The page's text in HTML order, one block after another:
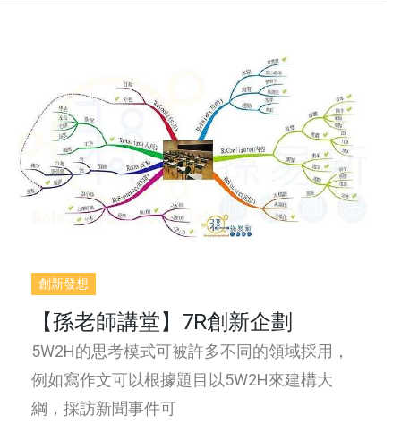
創新發想
【孫老師講堂】7R創新企劃
5W2H的思考模式可被許多不同的領域採用，
例如寫作文可以根據題目以5W2H來建構大
綱，採訪新聞事件可